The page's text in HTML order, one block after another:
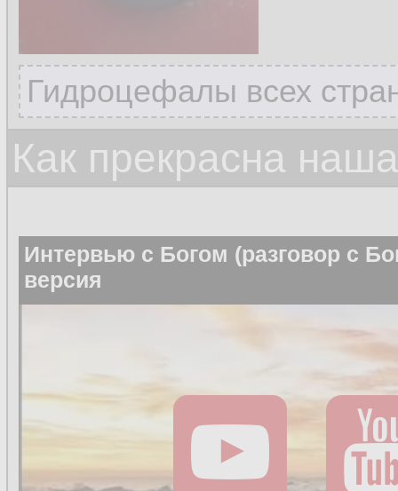
Гидроцефалы всех
Как прекрасна
Интервью с Богом (разговор с
версия